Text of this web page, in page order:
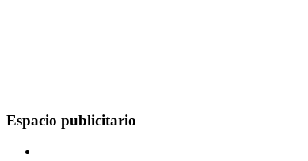
Espacio publicitario